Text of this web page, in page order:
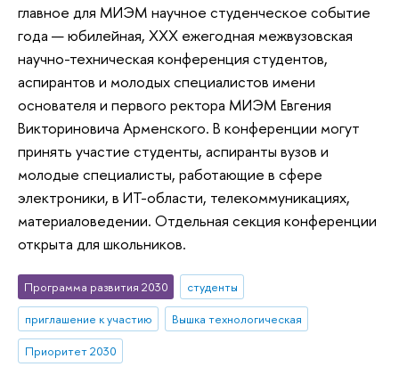
главное для МИЭМ научное студенческое событие
года — юбилейная, XXX ежегодная межвузовская
научно-техническая конференция студентов,
аспирантов и молодых специалистов имени
основателя и первого ректора МИЭМ Евгения
Викториновича Арменского. В конференции могут
принять участие студенты, аспиранты вузов и
молодые специалисты, работающие в сфере
электроники, в ИТ-области, телекоммуникациях,
материаловедении. Отдельная секция конференции
открыта для школьников.
Программа развития 2030
студенты
приглашение к участию
Вышка технологическая
Приоритет 2030